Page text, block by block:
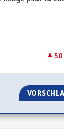
ET LES
LES
50